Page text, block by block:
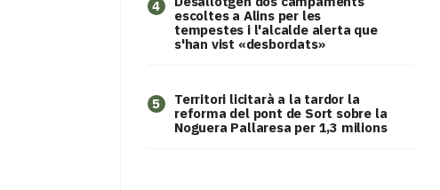
4
escoltes a Alins per les
tempestes i l'alcalde alerta que
s'han vist «desbordats»
5
Territori licitarà a la tardor la
reforma del pont de Sort sobre la
Noguera Pallaresa per 1,3 milions